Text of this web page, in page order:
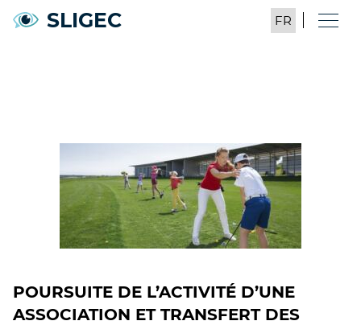
SLIGEC
POURSUITE DE L’ACTIVITÉ D’UNE
ASSOCIATION ET TRANSFERT DES